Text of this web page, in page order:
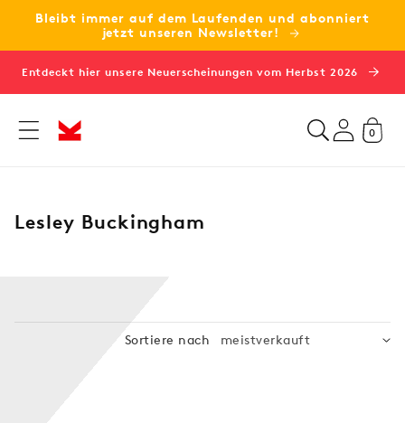
zum
Bleibt immer auf dem Laufenden und abonniert
jetzt unseren Newsletter!
Entdeckt hier unsere Neuerscheinungen vom Herbst 2026
0
K
Lesley Buckingham
Sortiere nach